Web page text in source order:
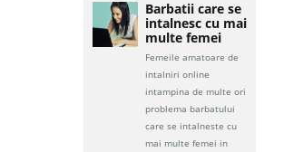
Barbatii care se
intalnesc cu mai
multe femei
Femeile amatoare de
intalniri online
intampina de multe ori
problema barbatului
care se intalneste cu
mai multe femei in